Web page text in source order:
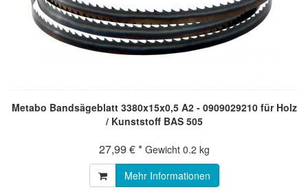
Metabo Bandsägeblatt 3380x15x0,5 A2 - 0909029210 für Holz
/ Kunststoff BAS 505
27,99 € * Gewicht 0.2 kg
Mehr Informationen